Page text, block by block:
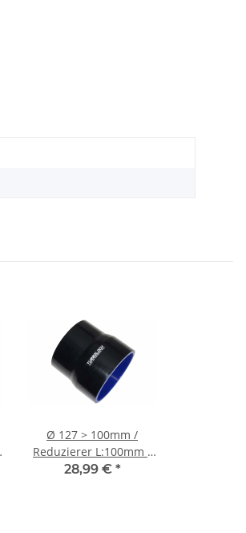
Ø 127 > 100mm /
Reduzierer L:100mm /
Silikonschlauch -
28,99 € *